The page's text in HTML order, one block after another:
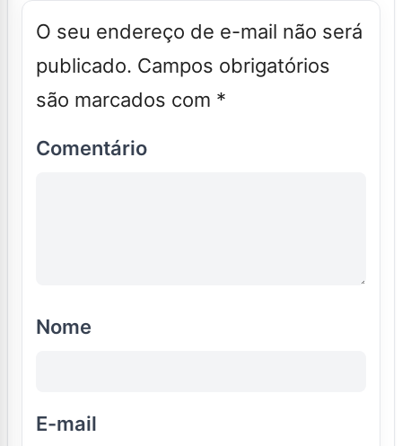
O seu endereço de e-mail não será
publicado. Campos obrigatórios
são marcados com *
Comentário
Nome
E-mail